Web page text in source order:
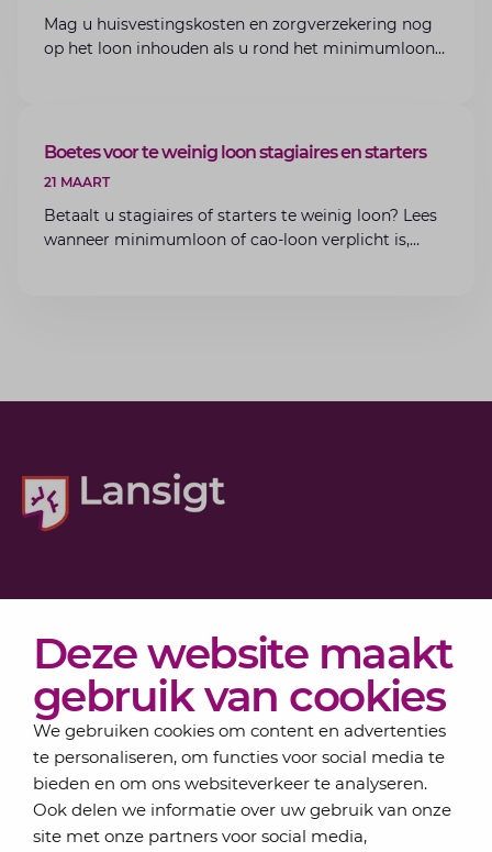
Deze website maakt
gebruik van cookies
We gebruiken cookies om content en advertenties
te personaliseren, om functies voor social media te
bieden en om ons websiteverkeer te analyseren.
Ook delen we informatie over uw gebruik van onze
site met onze partners voor social media,
Mag u huisvestingskosten en zorgverzekering nog
op het loon inhouden als u rond het minimumloon
ARTIKEL
Boetes voor te weinig loon stagiaires en starters
21 MAART
Betaalt u stagiaires of starters te weinig loon? Lees
wanneer minimumloon of cao-loon verplicht is,
Actueel
Over Lansigt
Contact
Schrijf je in voor onze nieuwsbrief
Elke maand bundelen de adviseurs van Lansigt in